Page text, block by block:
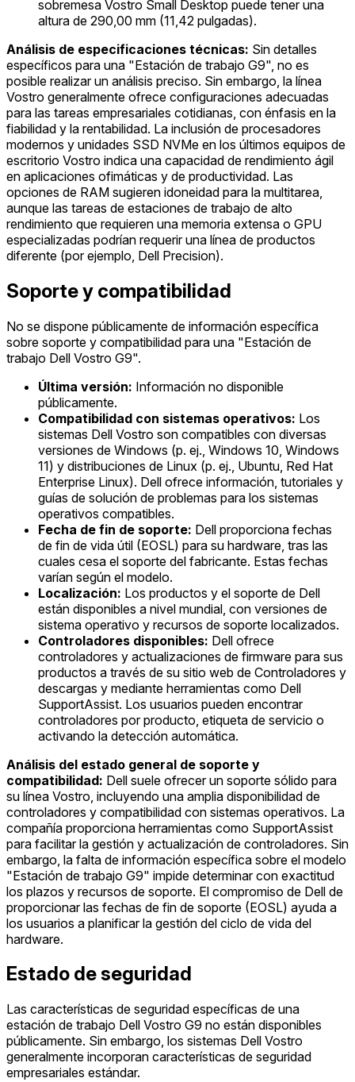
sobremesa Vostro Small Desktop puede tener una
altura de 290,00 mm (11,42 pulgadas).
Análisis de especificaciones técnicas: Sin detalles
específicos para una "Estación de trabajo G9", no es
posible realizar un análisis preciso. Sin embargo, la línea
Vostro generalmente ofrece configuraciones adecuadas
para las tareas empresariales cotidianas, con énfasis en la
fiabilidad y la rentabilidad. La inclusión de procesadores
modernos y unidades SSD NVMe en los últimos equipos de
escritorio Vostro indica una capacidad de rendimiento ágil
en aplicaciones ofimáticas y de productividad. Las
opciones de RAM sugieren idoneidad para la multitarea,
aunque las tareas de estaciones de trabajo de alto
rendimiento que requieren una memoria extensa o GPU
especializadas podrían requerir una línea de productos
diferente (por ejemplo, Dell Precision).
Soporte y compatibilidad
No se dispone públicamente de información específica
sobre soporte y compatibilidad para una "Estación de
trabajo Dell Vostro G9".
Última versión: Información no disponible
públicamente.
Compatibilidad con sistemas operativos: Los
sistemas Dell Vostro son compatibles con diversas
versiones de Windows (p. ej., Windows 10, Windows
11) y distribuciones de Linux (p. ej., Ubuntu, Red Hat
Enterprise Linux). Dell ofrece información, tutoriales y
guías de solución de problemas para los sistemas
operativos compatibles.
Fecha de fin de soporte: Dell proporciona fechas
de fin de vida útil (EOSL) para su hardware, tras las
cuales cesa el soporte del fabricante. Estas fechas
varían según el modelo.
Localización: Los productos y el soporte de Dell
están disponibles a nivel mundial, con versiones de
sistema operativo y recursos de soporte localizados.
Controladores disponibles: Dell ofrece
controladores y actualizaciones de firmware para sus
productos a través de su sitio web de Controladores y
descargas y mediante herramientas como Dell
SupportAssist. Los usuarios pueden encontrar
controladores por producto, etiqueta de servicio o
activando la detección automática.
Análisis del estado general de soporte y
compatibilidad: Dell suele ofrecer un soporte sólido para
su línea Vostro, incluyendo una amplia disponibilidad de
controladores y compatibilidad con sistemas operativos. La
compañía proporciona herramientas como SupportAssist
para facilitar la gestión y actualización de controladores. Sin
embargo, la falta de información específica sobre el modelo
"Estación de trabajo G9" impide determinar con exactitud
los plazos y recursos de soporte. El compromiso de Dell de
proporcionar las fechas de fin de soporte (EOSL) ayuda a
los usuarios a planificar la gestión del ciclo de vida del
hardware.
Estado de seguridad
Las características de seguridad específicas de una
estación de trabajo Dell Vostro G9 no están disponibles
públicamente. Sin embargo, los sistemas Dell Vostro
generalmente incorporan características de seguridad
empresariales estándar.